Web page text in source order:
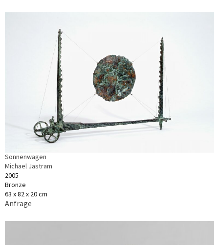
Sonnenwagen
Michael Jastram
2005
Bronze
63 x 82 x 20 cm
Anfrage